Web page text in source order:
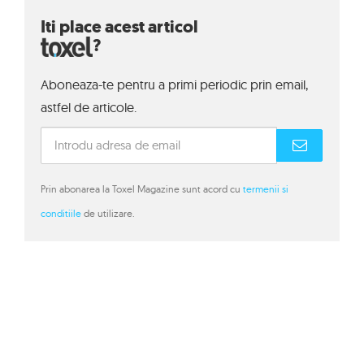
Iti place acest articol
?
Aboneaza-te pentru a primi periodic prin email,
astfel de articole.
Prin abonarea la Toxel Magazine sunt acord cu termenii si
conditiile de utilizare.